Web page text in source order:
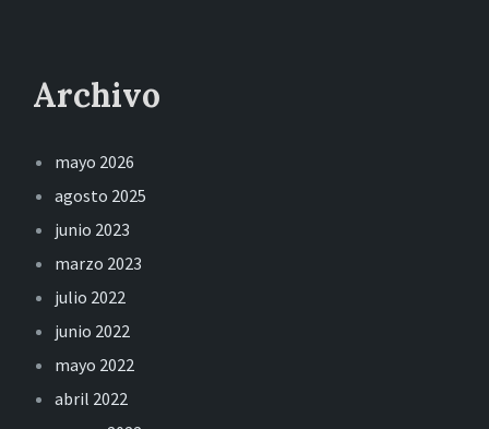
Archivo
mayo 2026
agosto 2025
junio 2023
marzo 2023
julio 2022
junio 2022
mayo 2022
abril 2022